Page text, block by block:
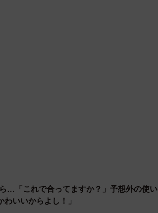
…「これで合ってますか？」予想外の使い
いいからよし！」